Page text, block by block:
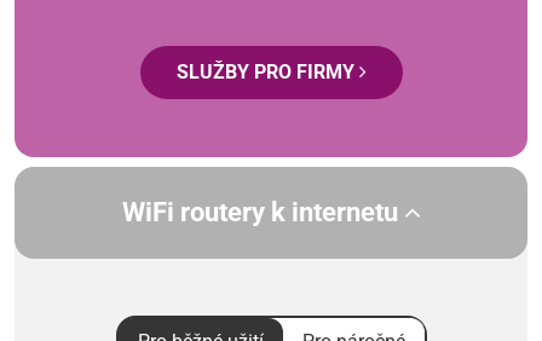
SLUŽBY PRO FIRMY
WiFi routery k internetu